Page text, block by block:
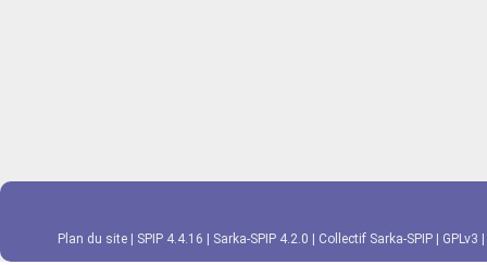
Plan du site SPIP 4.4.16 Sarka-SPIP 4.2.0 Collectif Sarka-SPIP GPLv3